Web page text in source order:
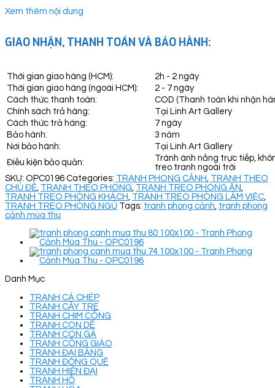
Xem thêm nội dung
GIAO NHẬN, THANH TOÁN VÀ BẢO HÀNH:
Thời gian giao hàng (HCM):
2h - 2 ngày
Thời gian giao hàng (ngoài HCM):
2 - 7 ngày
Cách thức thanh toán:
COD (Thanh toán khi nhận
Chính sách trả hàng:
Tại Linh Art Gallery
Cách thức trả hàng:
7 ngày
Bảo hành:
3 năm
Nơi bảo hành:
Tại Linh Art Gallery
Điều kiện bảo quản:
Tránh ánh nắng trực tiếp,
treo tranh ngoài trời
SKU: OPC0196 Categories: TRANH PHONG CẢNH TRANH THEO
CHỦ ĐỀ TRANH THEO PHÒNG TRANH TREO PHÒNG ĂN
TRANH TREO PHÒNG KHÁCH TRANH TREO PHÒNG LÀM VIỆC
TRANH TREO PHÒNG NGỦ Tags: tranh phong cảnh tranh phong
cảnh mùa thu
Danh Mục
TRANH CÁ CHÉP
TRANH CÂY TRE
TRANH CHIM CÔNG
TRANH CON DÊ
TRANH CON GÀ
TRANH CÔNG GIÁO
TRANH ĐẠI BÀNG
TRANH ĐỒNG QUÊ
TRANH HIỆN ĐẠI
TRANH HỔ